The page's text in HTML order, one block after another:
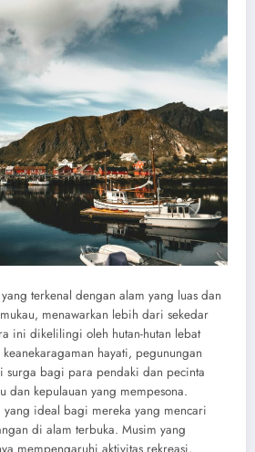
terkenal dengan alam yang luas dan
menawarkan lebih dari sekedar
ini dikelilingi oleh hutan-hutan lebat
hayati, pegunungan
surga bagi para pendaki dan pecinta
dan kepulauan yang mempesona.
yang ideal bagi mereka yang mencari
di alam terbuka. Musim yang